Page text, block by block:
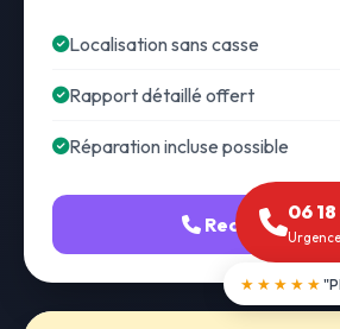
Localisation sans casse
Rapport détaillé offert
Réparation incluse possible
Recherche
06 18
★★★★★